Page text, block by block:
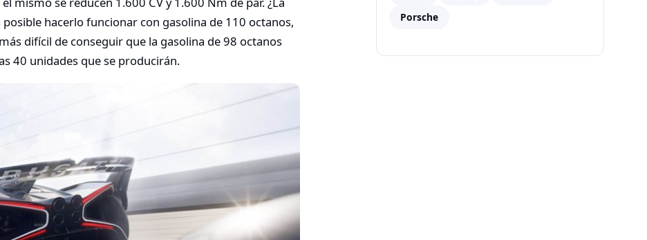
posible hacerlo funcionar con gasolina de 110 octanos,
difícil de conseguir que la gasolina de 98 octanos
40 unidades que se producirán.
Porsche